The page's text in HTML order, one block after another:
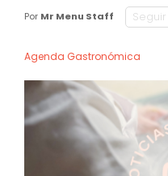
Por Mr Menu Staff Seguir
Agenda Gastronómica